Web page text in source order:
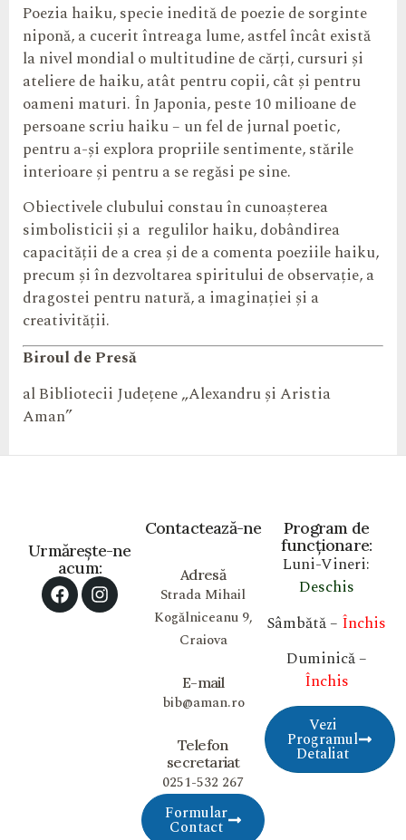
Poezia haiku, specie inedită de poezie de sorginte
niponă, a cucerit întreaga lume, astfel încât există
la nivel mondial o multitudine de cărți, cursuri și
ateliere de haiku, atât pentru copii, cât și pentru
oameni maturi. În Japonia, peste 10 milioane de
persoane scriu haiku – un fel de jurnal poetic,
pentru a-și explora propriile sentimente, stările
interioare și pentru a se regăsi pe sine.
Obiectivele clubului constau în cunoașterea
simbolisticii și a regulilor haiku, dobândirea
capacității de a crea și de a comenta poeziile haiku,
precum și în dezvoltarea spiritului de observație, a
dragostei pentru natură, a imaginației și a
creativității.
Biroul de Presă
al Bibliotecii Județene „Alexandru și Aristia
Aman”
Program de
funcționare:
Luni-Vineri:
Deschis
Sâmbătă – Închis
Duminică –
Închis
Vezi
Programul
Detaliat
Contactează-ne
Adresă
Strada Mihail
Kogălniceanu 9,
Craiova
E-mail
bib@aman.ro
Telefon
secretariat
0251-532 267
Formular
Contact
Urmărește-ne
acum: